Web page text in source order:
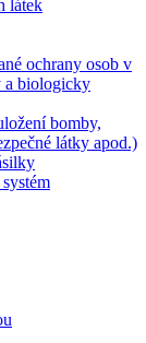
látek
ochrany osob v
a biologicky
bomby,
látky apod.)